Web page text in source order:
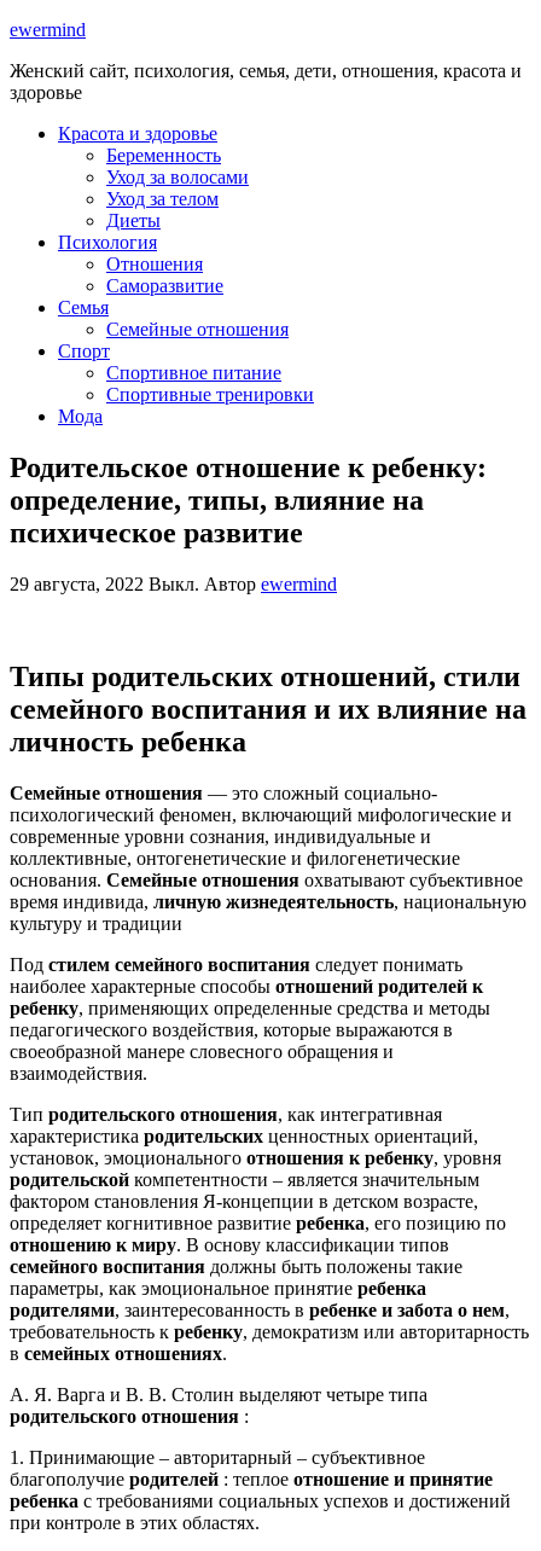
ewermind
Женский сайт, психология, семья, дети, отношения, красота и
здоровье
Красота и здоровье
Беременность
Уход за волосами
Уход за телом
Диеты
Психология
Отношения
Саморазвитие
Семья
Семейные отношения
Спорт
Спортивное питание
Спортивные тренировки
Мода
Родительское отношение к ребенку:
определение, типы, влияние на
психическое развитие
29 августа, 2022 Выкл. Автор ewermind
Типы родительских отношений, стили
семейного воспитания и их влияние на
личность ребенка
Семейные отношения — это сложный социально-
психологический феномен, включающий мифологические и
современные уровни сознания, индивидуальные и
коллективные, онтогенетические и филогенетические
основания. Семейные отношения охватывают субъективное
время индивида, личную жизнедеятельность, национальную
культуру и традиции
Под стилем семейного воспитания следует понимать
наиболее характерные способы отношений родителей к
ребенку, применяющих определенные средства и методы
педагогического воздействия, которые выражаются в
своеобразной манере словесного обращения и
взаимодействия.
Тип родительского отношения, как интегративная
характеристика родительских ценностных ориентаций,
установок, эмоционального отношения к ребенку, уровня
родительской компетентности – является значительным
фактором становления Я-концепции в детском возрасте,
определяет когнитивное развитие ребенка, его позицию по
отношению к миру. В основу классификации типов
семейного воспитания должны быть положены такие
параметры, как эмоциональное принятие ребенка
родителями, заинтересованность в ребенке и забота о нем,
требовательность к ребенку, демократизм или авторитарность
в семейных отношениях.
А. Я. Варга и В. В. Столин выделяют четыре типа
родительского отношения :
1. Принимающие – авторитарный – субъективное
благополучие родителей : теплое отношение и принятие
ребенка с требованиями социальных успехов и достижений
при контроле в этих областях.